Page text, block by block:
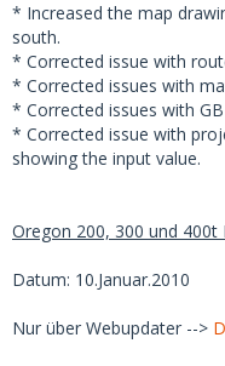
* Increased the map
south.
* Corrected issue with
* Corrected issues with
* Corrected issues with
* Corrected issue with
showing the input value.
Oregon 200, 300 und 400t
Datum: 10.Januar.2010
Nur über Webupdater -->